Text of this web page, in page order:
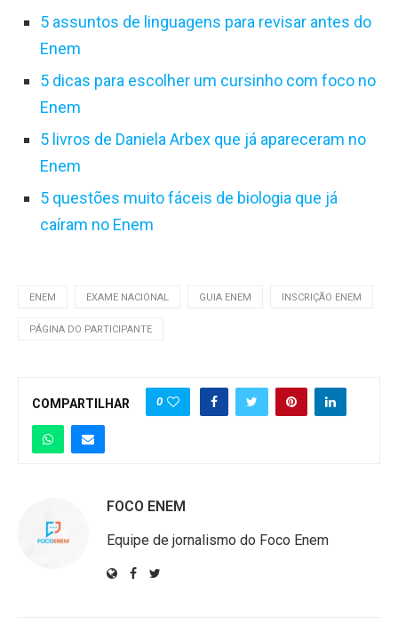
5 assuntos de linguagens para revisar antes do
Enem
5 dicas para escolher um cursinho com foco no
Enem
5 livros de Daniela Arbex que já apareceram no
Enem
5 questões muito fáceis de biologia que já
caíram no Enem
ENEM EXAME NACIONAL GUIA ENEM INSCRIÇÃO ENEM
PÁGINA DO PARTICIPANTE
COMPARTILHAR 0
FOCO ENEM
Equipe de jornalismo do Foco Enem